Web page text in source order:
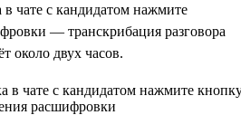
чате с кандидатом нажмите
— транскрибация разговора
около двух часов.